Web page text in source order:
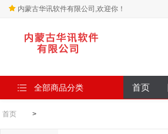
内蒙古华讯软件有限公司,欢迎你！
全部商品分类 首页
首页 >